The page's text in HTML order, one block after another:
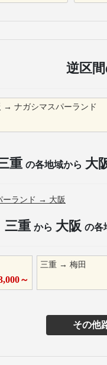
逆区
→ナガシマスパーランド
重 の各地域から 大
ーランド → 大阪
三重 から 大阪 の各
～
三重 →梅田
その他